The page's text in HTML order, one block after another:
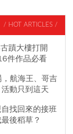
/ HOT ARTICLES /
蹟大樓打開
件作品必看
航海王、哥吉
動只到這天
找回來的接班
後稻草？